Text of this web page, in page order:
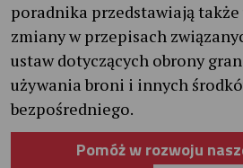
poradnika przedstawiają także
zmiany w przepisach
ustaw dotyczących obrony
używania broni i innych
bezpośredniego.
Pomóż w rozwoju